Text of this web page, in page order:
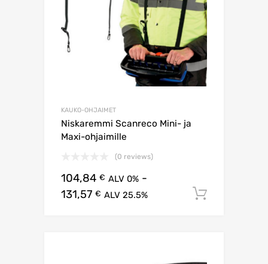
KAUKO-OHJAIMET
Niskaremmi Scanreco Mini- ja
Maxi-ohjaimille
(0 reviews)
104,84 € ALV 0% -
131,57 € ALV 25.5%